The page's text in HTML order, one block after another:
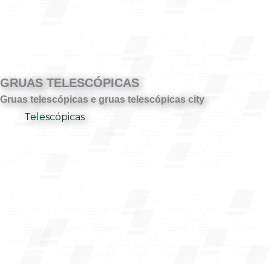
GRUAS TELESCÓPICAS
Gruas telescópicas e gruas telescópicas city
Telescópicas